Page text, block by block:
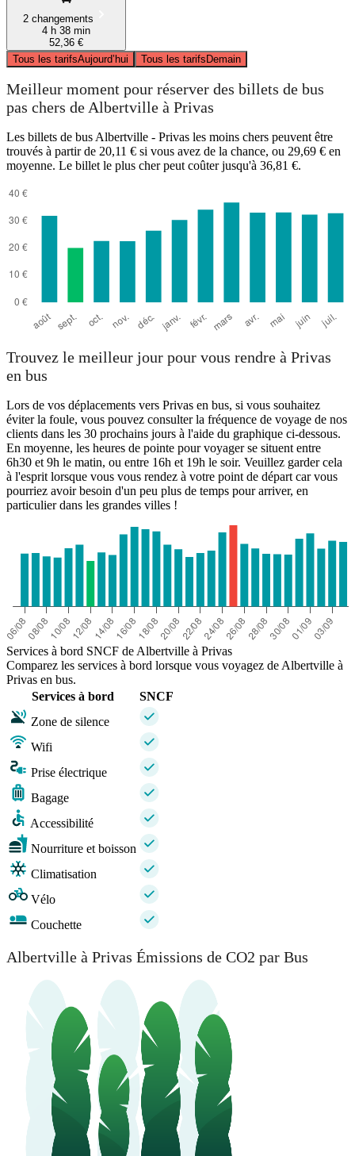
2 changements
4 h 38 min
52,36 €
Tous les tarifsAujourd’hui Tous les tarifsDemain
Meilleur moment pour réserver des billets de bus
pas chers de Albertville à Privas
Les billets de bus Albertville - Privas les moins chers peuvent être
trouvés à partir de 20,11 € si vous avez de la chance, ou 29,69 € en
moyenne. Le billet le plus cher peut coûter jusqu'à 36,81 €.
Trouvez le meilleur jour pour vous rendre à Privas
en bus
Lors de vos déplacements vers Privas en bus, si vous souhaitez
éviter la foule, vous pouvez consulter la fréquence de voyage de nos
clients dans les 30 prochains jours à l'aide du graphique ci-dessous.
En moyenne, les heures de pointe pour voyager se situent entre
6h30 et 9h le matin, ou entre 16h et 19h le soir. Veuillez garder cela
à l'esprit lorsque vous vous rendez à votre point de départ car vous
pourriez avoir besoin d'un peu plus de temps pour arriver, en
particulier dans les grandes villes !
Services à bord SNCF de Albertville à Privas
Comparez les services à bord lorsque vous voyagez de Albertville à
Privas en bus.
Services à bord
SNCF
Zone de silence
Wifi
Prise électrique
Bagage
Accessibilité
Nourriture et boisson
Climatisation
Vélo
Couchette
Albertville à Privas Émissions de CO2 par Bus